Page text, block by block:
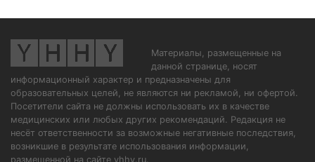
Материалы, размещенные на
данной странице, носят
информационный характер и предназначены для
образовательных целей, не являются ни рекламой, ни офертой.
Посетители сайта не должны использовать их в качестве
медицинских или любых других рекомендаций. Редакция не
несёт ответственности за возможные негативные последствия,
возникшие в результате использования информации,
размещенной на сайте yhhy.ru.